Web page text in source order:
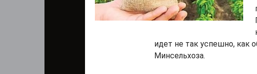
идет не так успешно, как
Минсельхоза.